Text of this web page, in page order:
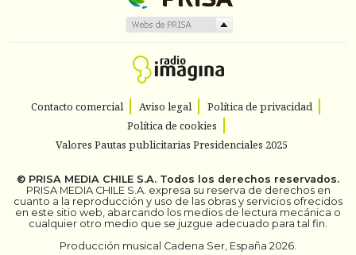
Contacto comercial Aviso legal
Política de privacidad
Política de cookies
Valores Pautas publicitarias Presidenciales 2025
© PRISA MEDIA CHILE S.A. Todos los derechos reservados.
PRISA MEDIA CHILE S.A. expresa su reserva de derechos en
cuanto a la reproducción y uso de las obras y servicios ofrecidos
en este sitio web, abarcando los medios de lectura mecánica o
cualquier otro medio que se juzgue adecuado para tal fin.
Producción musical Cadena Ser, España 2026.